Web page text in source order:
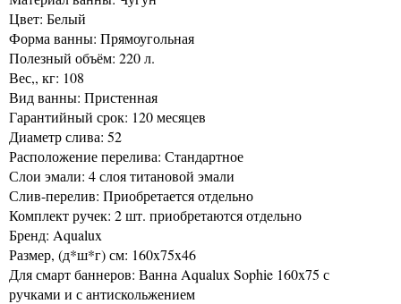
Цвет: Белый
Форма ванны: Прямоугольная
Полезный объём: 220 л.
Вес,, кг: 108
Вид ванны: Пристенная
Гарантийный срок: 120 месяцев
Диаметр слива: 52
Расположение перелива: Стандартное
Слои эмали: 4 слоя титановой эмали
Слив-перелив: Приобретается отдельно
Комплект ручек: 2 шт. приобретаются отдельно
Бренд: Aqualux
Размер, (д*ш*г) см: 160x75x46
Для смарт баннеров: Ванна Aqualux Sophie 160x75 с
ручками и с антискольжением